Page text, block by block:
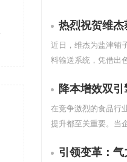
热烈祝贺维杰获评2025年度优秀
近日，维杰为盐津铺
料输送系统，凭借出
“安全合作伙伴最佳实
是客户对我们技术实
认可。
降本增效双引擎
在竞争激烈的食品行
提升都至关重要。当
力输送系统提供了一
引领变革：气力输